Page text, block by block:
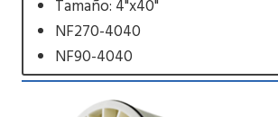
Tamaño: 4"x40"
NF270-4040
NF90-4040